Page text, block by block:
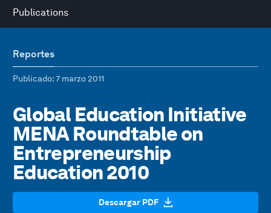
Publications
Reportes
Publicado: 7 marzo 2011
Global Education Initiative
MENA Roundtable on
Entrepreneurship
Education 2010
Descargar PDF